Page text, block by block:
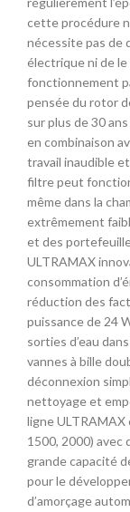
cette procédure
nécessite pas de
électrique ni de le
fonctionnement
pensée du rotor
sur plus de 30
en combinaison
travail inaudible
filtre peut
même dans la
extrêmement
et des
ULTRAMAX
consommation
réduction des
puissance de 24
sorties d’eau
vannes à bille
déconnexion
nettoyage et
ligne ULTRAMAX
1500, 2000) avec
grande capacité
pour le
d’amorçage